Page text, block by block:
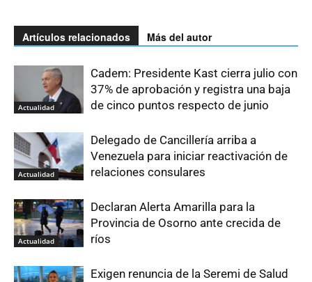
Artículos relacionados Más del autor
Actualidad
Cadem: Presidente Kast cierra julio con
37% de aprobación y registra una baja
de cinco puntos respecto de junio
Actualidad
Delegado de Cancillería arriba a
Venezuela para iniciar reactivación de
relaciones consulares
Actualidad
Declaran Alerta Amarilla para la
Provincia de Osorno ante crecida de
ríos
Exigen renuncia de la Seremi de Salud